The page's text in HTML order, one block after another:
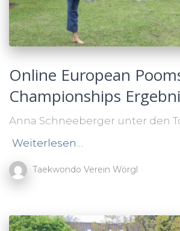
Online European
Championships
Anna Schneeberger unter den
Weiterlesen…
Taekwondo Verein Wörgl